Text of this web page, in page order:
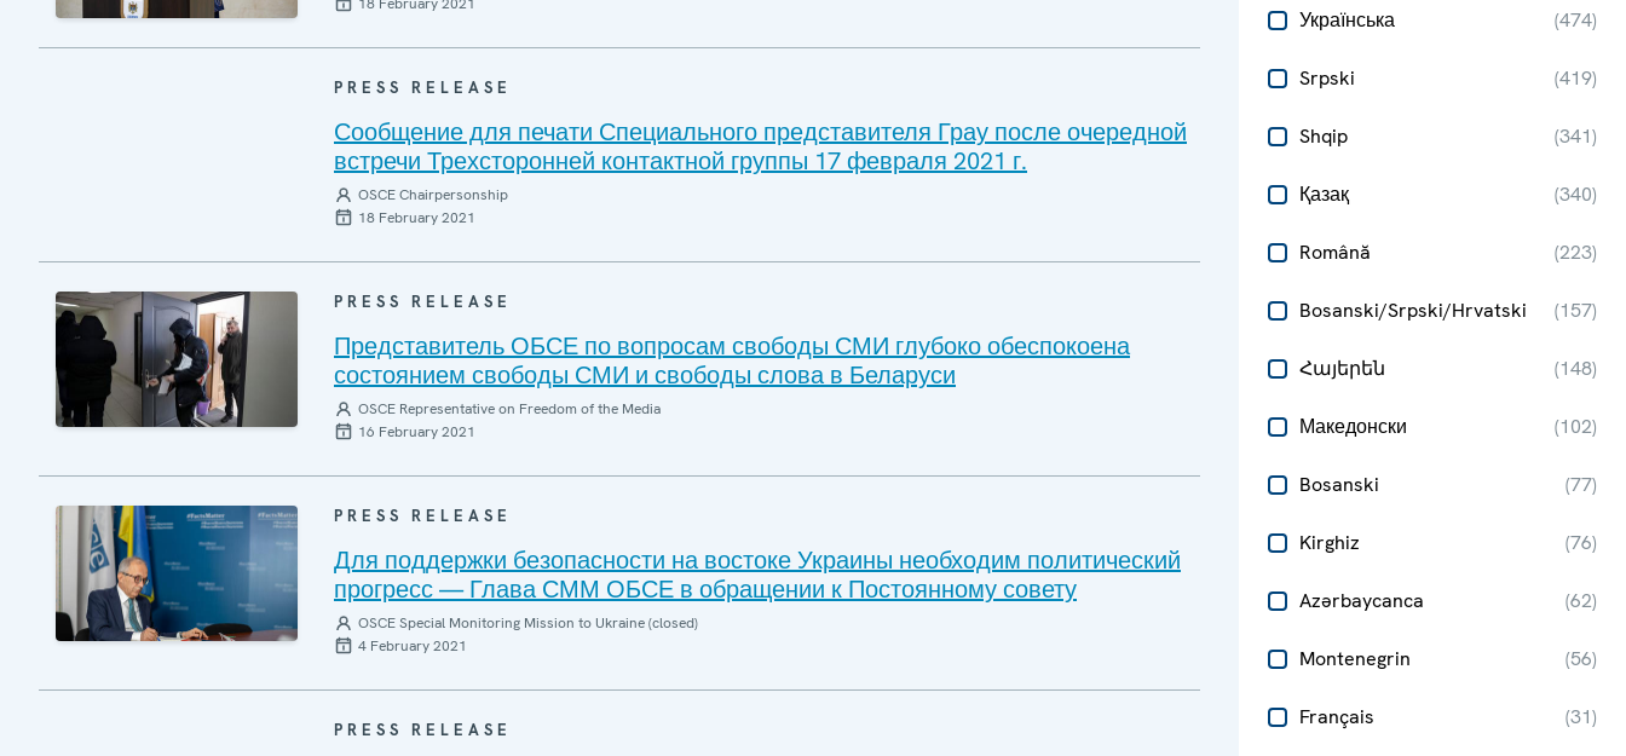
Українська (474)
Srpski (419)
Shqip (341)
Қазақ (340)
Română (223)
Bosanski/Srpski/Hrvatski (157)
Հայերեն (148)
Македонски (102)
Bosanski (77)
Kirghiz (76)
Azərbaycanca (62)
Montenegrin (56)
Français (31)
PRESS RELEASE
Сообщение для печати Специального представителя Грау после очередной
встречи Трехсторонней контактной группы 17 февраля 2021 г.
OSCE Chairpersonship
18 February 2021
PRESS RELEASE
Представитель ОБСЕ по вопросам свободы СМИ глубоко обеспокоена
состоянием свободы СМИ и свободы слова в Беларуси
OSCE Representative on Freedom of the Media
16 February 2021
PRESS RELEASE
Для поддержки безопасности на востоке Украины необходим политический
прогресс — Глава СММ ОБСЕ в обращении к Постоянному совету
OSCE Special Monitoring Mission to Ukraine (closed)
4 February 2021
PRESS RELEASE